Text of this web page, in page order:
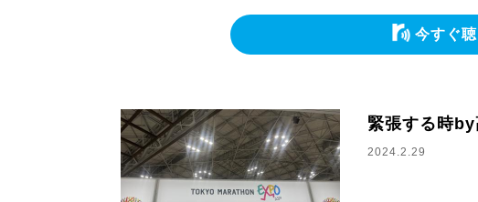
今すぐ聴
緊張する時
2024.2.29